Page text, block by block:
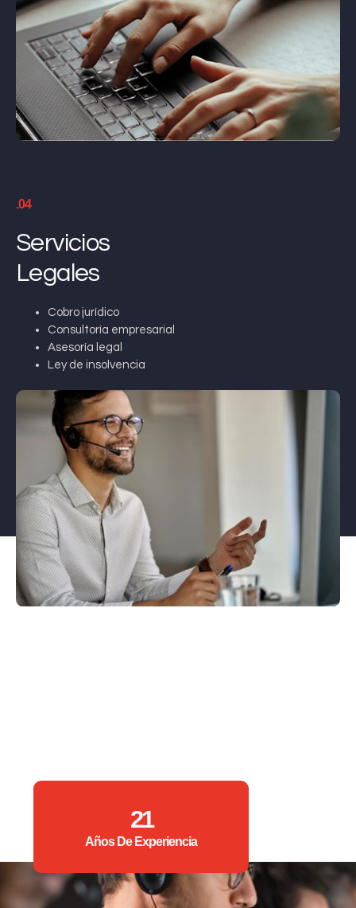
.04
Servicios
Legales
Cobro jurídico
Consultoría empresarial
Asesoría legal
Ley de insolvencia
21
Años De Experiencia